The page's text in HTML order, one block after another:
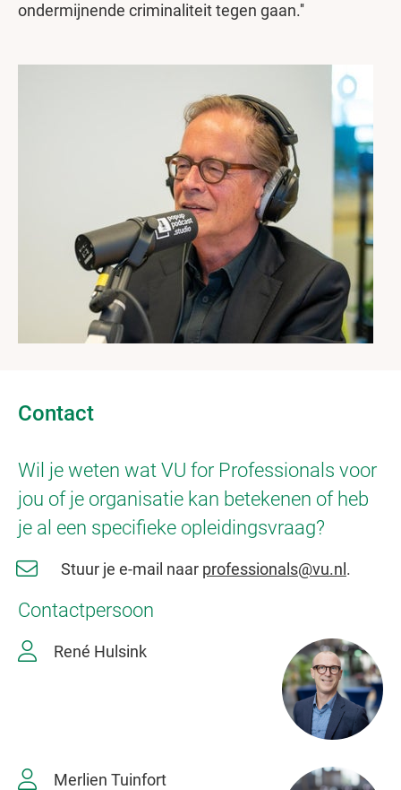
ondermijnende criminaliteit tegen gaan.''
Contact
Wil je weten wat VU for Professionals voor
jou of je organisatie kan betekenen of heb
je al een specifieke opleidingsvraag?
Stuur je e-mail naar professionals@vu.nl .
Contactpersoon
René Hulsink
Merlien Tuinfort